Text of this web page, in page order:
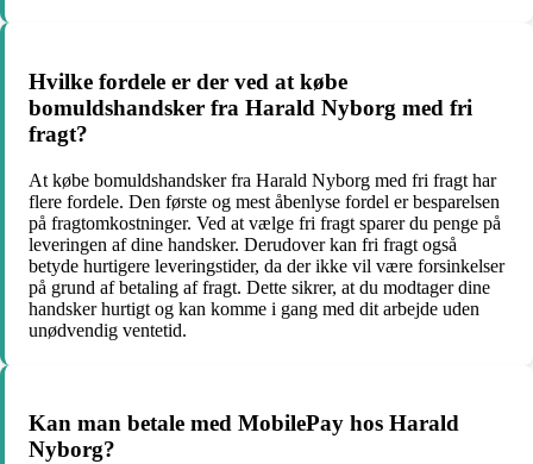
Hvilke fordele er der ved at købe
bomuldshandsker fra Harald Nyborg med fri
fragt?
At købe bomuldshandsker fra Harald Nyborg med fri fragt har
flere fordele. Den første og mest åbenlyse fordel er besparelsen
på fragtomkostninger. Ved at vælge fri fragt sparer du penge på
leveringen af dine handsker. Derudover kan fri fragt også
betyde hurtigere leveringstider, da der ikke vil være forsinkelser
på grund af betaling af fragt. Dette sikrer, at du modtager dine
handsker hurtigt og kan komme i gang med dit arbejde uden
unødvendig ventetid.
Kan man betale med MobilePay hos Harald
Nyborg?